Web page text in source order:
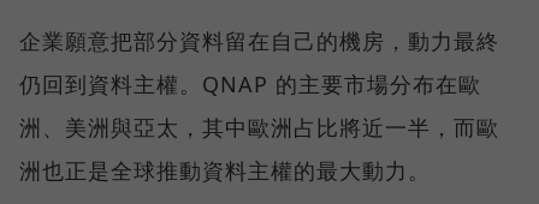
企業願意把部分資料留在自己的機房，動力最終
仍回到資料主權。QNAP 的主要市場分布在歐
洲、美洲與亞太，其中歐洲占比將近一半，而歐
洲也正是全球推動資料主權的最大動力。